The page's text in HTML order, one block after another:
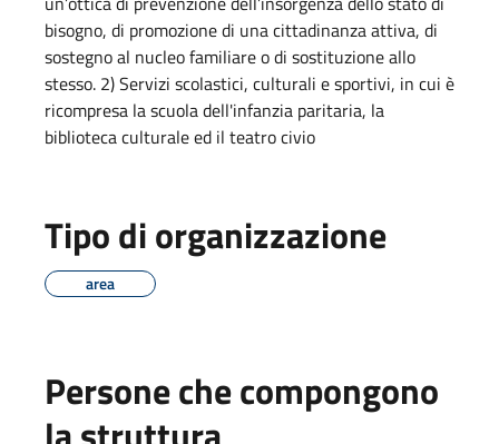
bisogno, di promozione di una cittadinanza attiva, di
sostegno al nucleo familiare o di sostituzione allo
stesso. 2) Servizi scolastici, culturali e sportivi, in cui è
ricompresa la scuola dell'infanzia paritaria, la
biblioteca culturale ed il teatro civio
Tipo di organizzazione
area
Persone che compongono